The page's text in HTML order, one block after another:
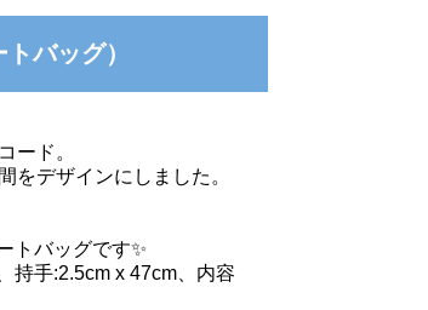
バッグ）
ード。
をデザインにしました。
トバッグです✨
持手:2.5cm x 47cm、内容